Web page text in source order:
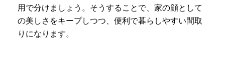
用で分けましょう。そうすることで、家の顔として
の美しさをキープしつつ、便利で暮らしやすい間取
りになります。